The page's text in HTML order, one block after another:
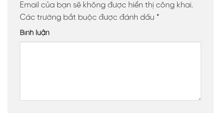
Email của bạn sẽ không được hiển thị công khai.
Các trường bắt buộc được đánh dấu *
Bình luận